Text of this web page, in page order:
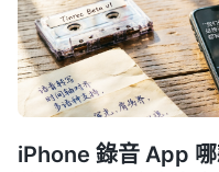
iPhone 錄音 App